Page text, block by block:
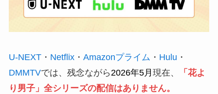
U-NEXT・ Netflix・ Amazonプライム ・ Hulu ・
DMMTVでは、残念ながら2026年5月 現在、
「花よ
り男子」全シリーズの配信はありません。